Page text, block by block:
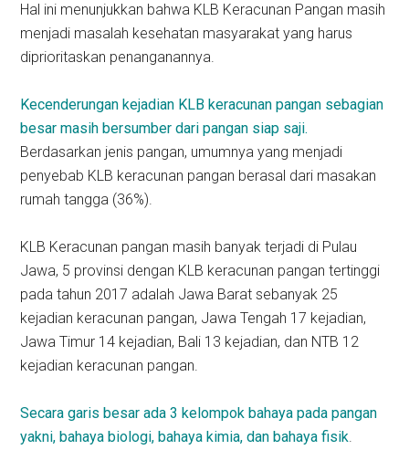
Hal ini menunjukkan bahwa KLB Keracunan Pangan masih
menjadi masalah kesehatan masyarakat yang harus
diprioritaskan penanganannya.
Kecenderungan kejadian KLB keracunan pangan sebagian
besar masih bersumber dari pangan siap saji.
Berdasarkan jenis pangan, umumnya yang menjadi
penyebab KLB keracunan pangan berasal dari masakan
rumah tangga (36%).
KLB Keracunan pangan masih banyak terjadi di Pulau
Jawa, 5 provinsi dengan KLB keracunan pangan tertinggi
pada tahun 2017 adalah Jawa Barat sebanyak 25
kejadian keracunan pangan, Jawa Tengah 17 kejadian,
Jawa Timur 14 kejadian, Bali 13 kejadian, dan NTB 12
kejadian keracunan pangan.
Secara garis besar ada 3 kelompok bahaya pada pangan
yakni, bahaya biologi, bahaya kimia, dan bahaya fisik.